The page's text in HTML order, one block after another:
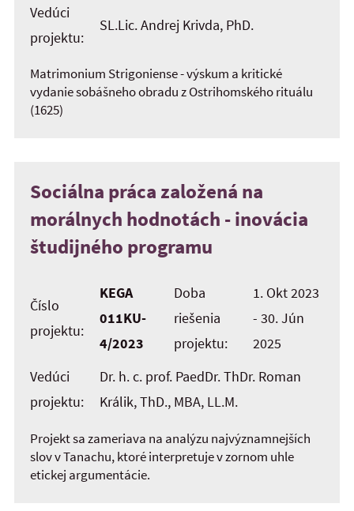
Vedúci
projektu:
SL.Lic. Andrej Krivda, PhD.
Matrimonium Strigoniense - výskum a kritické
vydanie sobášneho obradu z Ostrihomského rituálu
(1625)
Sociálna práca založená na
morálnych hodnotách - inovácia
študijného programu
Číslo
projektu:
KEGA
011KU-
4/2023
Doba
riešenia
projektu:
1. Okt 2023
- 30. Jún
2025
Vedúci
projektu:
Dr. h. c. prof. PaedDr. ThDr. Roman
Králik, ThD., MBA, LL.M.
Projekt sa zameriava na analýzu najvýznamnejších
slov v Tanachu, ktoré interpretuje v zornom uhle
etickej argumentácie.